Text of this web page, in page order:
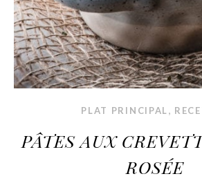
PLAT PRINCIPAL ,
PÂTES AUX
ROSÉE